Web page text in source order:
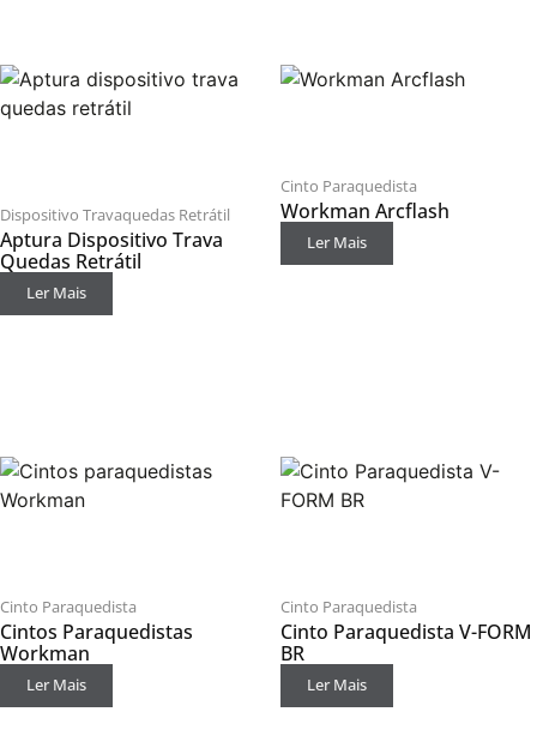
Dispositivo Travaquedas Retrátil
Aptura Dispositivo Trava
Quedas Retrátil
Ler Mais
Cinto Paraquedista
Workman Arcflash
Ler Mais
Cinto Paraquedista
Cintos Paraquedistas
Workman
Ler Mais
Cinto Paraquedista
Cinto Paraquedista V-FORM
BR
Ler Mais